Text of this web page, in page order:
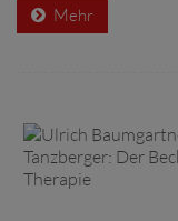
Mehr